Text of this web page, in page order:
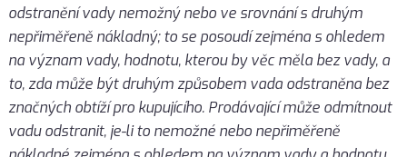
odstranění vady nemožný nebo ve srovnání s druhým
nepřiměřeně nákladný; to se posoudí zejména s ohledem
na význam vady, hodnotu, kterou by věc měla bez vady, a
to, zda může být druhým způsobem vada odstraněna bez
značných obtíží pro kupujícího. Prodávající může odmítnout
vadu odstranit, je-li to nemožné nebo nepřiměřeně